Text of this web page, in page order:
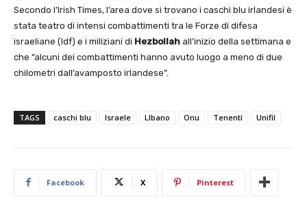
Secondo l’Irish Times, l’area dove si trovano i caschi blu irlandesi è
stata teatro di intensi combattimenti tra le Forze di difesa
israeliane (Idf) e i miliziani di Hezbollah all’inizio della settimana e
che ”alcuni dei combattimenti hanno avuto luogo a meno di due
chilometri dall’avamposto irlandese”.
TAGS caschi blu Israele LIbano Onu Tenenti Unifil
Facebook X Pinterest